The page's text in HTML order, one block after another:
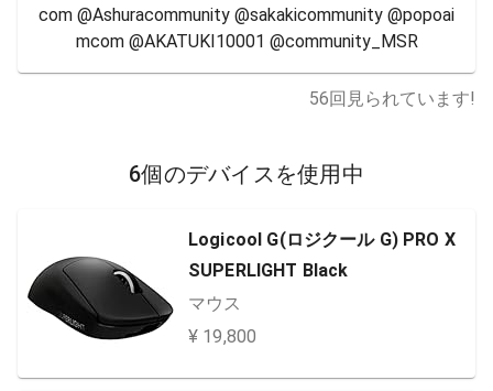
com @Ashuracommunity @sakakicommunity @popoai
mcom @AKATUKI10001 @community_MSR
56回見られています!
6個のデバイスを使用中
Logicool G(ロジクール G) PRO X
SUPERLIGHT Black
マウス
¥ 19,800